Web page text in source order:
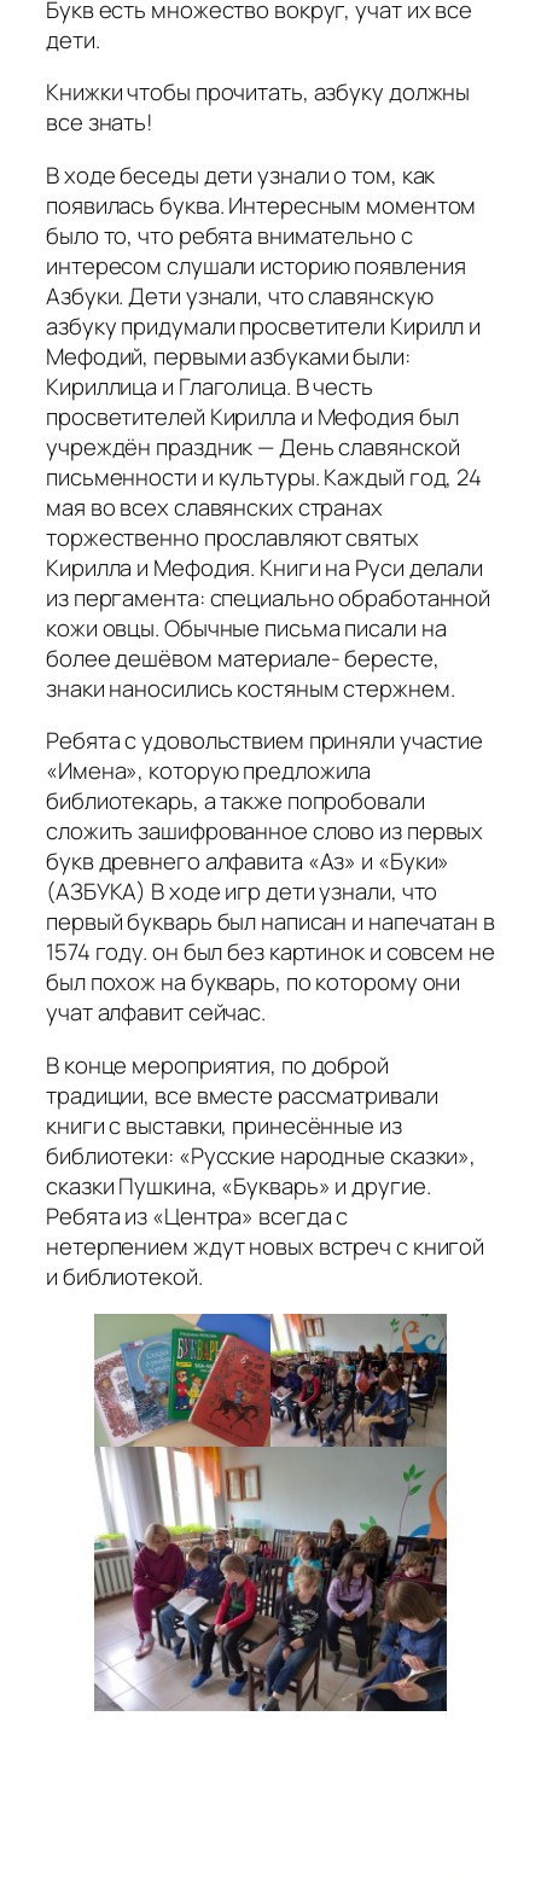
Букв есть множество вокруг, учат их все
дети.
Книжки чтобы прочитать, азбуку должны
все знать!
В ходе беседы дети узнали о том, как
появилась буква. Интересным моментом
было то, что ребята внимательно с
интересом слушали историю появления
Азбуки. Дети узнали, что славянскую
азбуку придумали просветители Кирилл и
Мефодий, первыми азбуками были:
Кириллица и Глаголица. В честь
просветителей Кирилла и Мефодия был
учреждён праздник — День славянской
письменности и культуры. Каждый год, 24
мая во всех славянских странах
торжественно прославляют святых
Кирилла и Мефодия. Книги на Руси делали
из пергамента: специально обработанной
кожи овцы. Обычные письма писали на
более дешёвом материале- бересте,
знаки наносились костяным стержнем.
Ребята с удовольствием приняли участие
«Имена», которую предложила
библиотекарь, а также попробовали
сложить зашифрованное слово из первых
букв древнего алфавита «Аз» и «Буки»
(АЗБУКА) В ходе игр дети узнали, что
первый букварь был написан и напечатан в
1574 году. он был без картинок и совсем не
был похож на букварь, по которому они
учат алфавит сейчас.
В конце мероприятия, по доброй
традиции, все вместе рассматривали
книги с выставки, принесённые из
библиотеки: «Русские народные сказки»,
сказки Пушкина, «Букварь» и другие.
Ребята из «Центра» всегда с
нетерпением ждут новых встреч с книгой
и библиотекой.